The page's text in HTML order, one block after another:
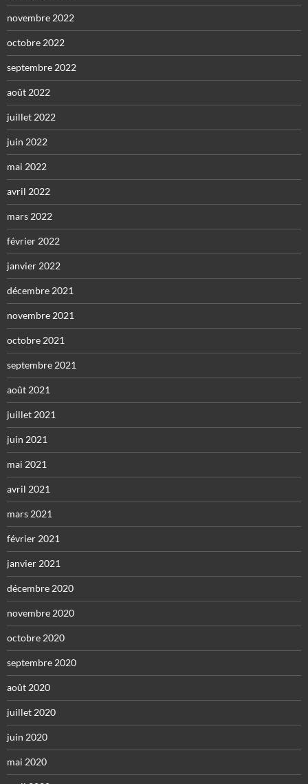
novembre 2022
octobre 2022
septembre 2022
août 2022
juillet 2022
juin 2022
mai 2022
avril 2022
mars 2022
février 2022
janvier 2022
décembre 2021
novembre 2021
octobre 2021
septembre 2021
août 2021
juillet 2021
juin 2021
mai 2021
avril 2021
mars 2021
février 2021
janvier 2021
décembre 2020
novembre 2020
octobre 2020
septembre 2020
août 2020
juillet 2020
juin 2020
mai 2020